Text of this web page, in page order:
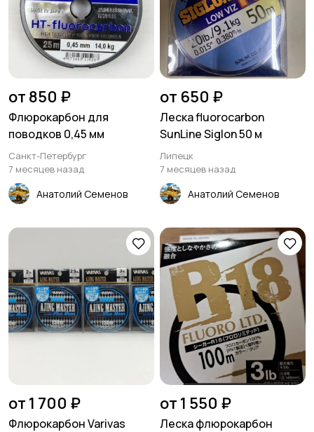
от 850 ₽
Флюрокарбон для
поводков 0,45 мм
Санкт-Петербург
7 месяцев назад
Анатолий Семенов
от 650 ₽
Леска fluorocarbon
SunLine Siglon 50 м
Липецк
7 месяцев назад
Анатолий Семенов
от 1 700 ₽
Флюрокарбон Varivas
от 1 550 ₽
Леска флюрокарбон